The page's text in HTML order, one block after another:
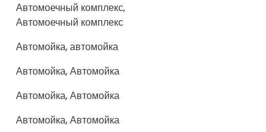
Автомоечный комплекс,
Автомоечный комплекс
Автомойка, автомойка
Автомойка, Автомойка
Автомойка, Автомойка
Автомойка, Автомойка